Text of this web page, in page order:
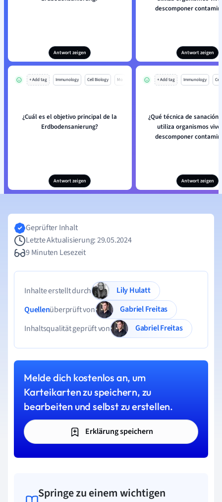
Antwort zeigen
descomponer
Antwort zeigen
+ Add tag Immunology Cell Biology Mo
¿Cuál es el objetivo principal de la
Erdbodensanierung?
Antwort zeigen
+ Add tag Immunology
¿Qué técnica de sanación
utiliza organismos
descomponer
Antwort zeigen
Geprüfter Inhalt
Letzte Aktualisierung: 29.05.2024
9 Minuten Lesezeit
Inhalte erstellt durch
Lily Hulatt
Quellenüberprüft von
Gabriel Freitas
Inhaltsqualität geprüft von
Gabriel Freitas
Melde dich kostenlos an, um
Karteikarten zu speichern, zu
bearbeiten und selbst zu erstellen.
Erklärung speichern
Springe zu einem wichtigen